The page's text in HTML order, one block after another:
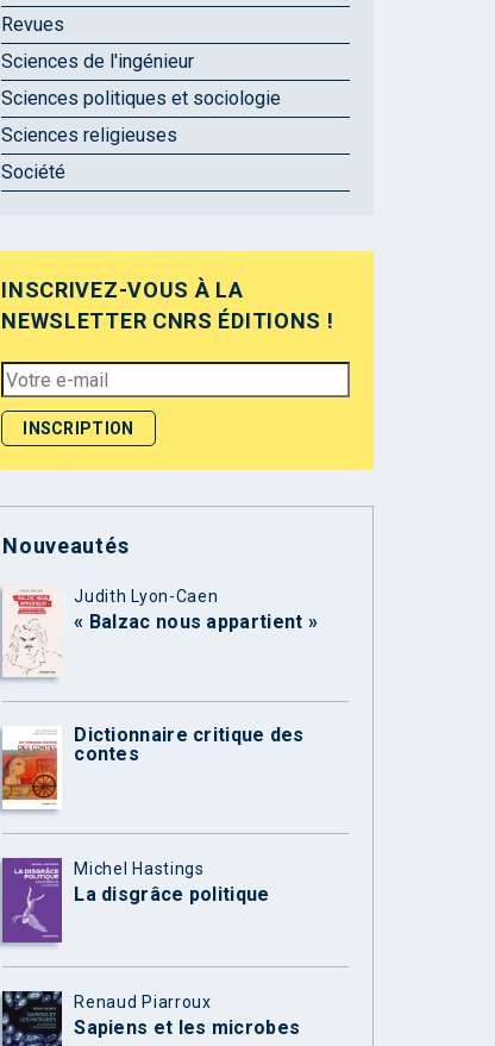
Revues
Sciences de l'ingénieur
Sciences politiques et sociologie
Sciences religieuses
Société
INSCRIVEZ-VOUS À LA
NEWSLETTER CNRS ÉDITIONS !
Nouveautés
Judith Lyon-Caen
« Balzac nous appartient »
Dictionnaire critique des
contes
Michel Hastings
La disgrâce politique
Renaud Piarroux
Sapiens et les microbes